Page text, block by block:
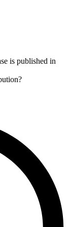
is published in